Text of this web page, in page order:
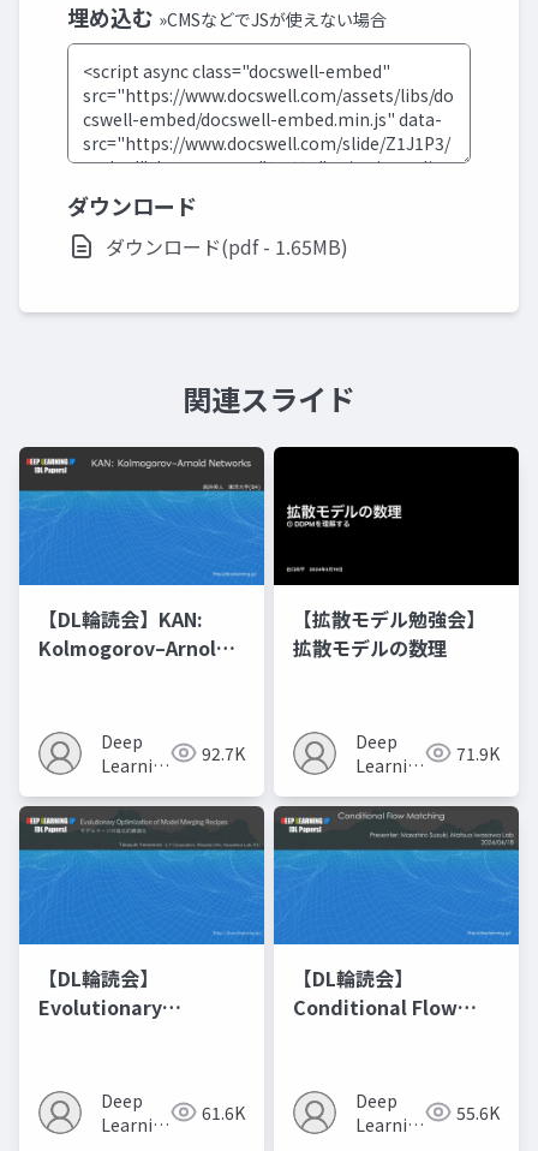
埋め込む »CMSなどでJSが使えない場合
ダウンロード
ダウンロード(pdf - 1.65MB)
関連スライド
【DL輪読会】KAN:
Kolmogorov–Arnold
Deep
Learning
92.7K
【拡散モデル勉強会】
拡散モデルの数理
Deep
Learning
71.9K
【DL輪読会】
Evolutionary
Recipes モデルマージ
の進化的最適化
Deep
Learning
61.6K
【DL輪読会】
Conditional Flow
Deep
Learning
55.6K